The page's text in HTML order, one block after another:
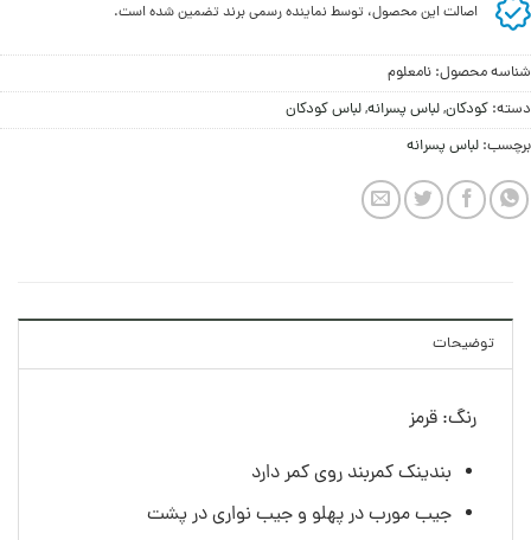
اصالت این محصول، توسط نماینده رسمی برند تضمین شده است.
شناسه محصول: نامعلوم
دسته: کودکان,لباس پسرانه,لباس کودکان
برچسب: لباس پسرانه
توضیحات
رنگ: قرمز
بندینک کمربند روی کمر دارد
جیب مورب در پهلو و جیب نواری در پشت